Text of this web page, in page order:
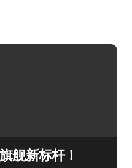
舰新标杆！